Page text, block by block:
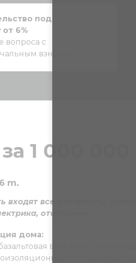
под
от 6%
вопроса с
взносом
1 000 000
m.
входят все материалы,
отопление.
дома:
вата, влаго-
пленка, отделка